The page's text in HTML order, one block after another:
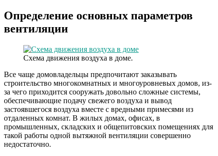
Определение основных параметров
вентиляции
Схема движения воздуха в доме.
Все чаще домовладельцы предпочитают заказывать
строительство многокомнатных и многоуровневых домов, из-
за чего приходится сооружать довольно сложные системы,
обеспечивающие подачу свежего воздуха и вывод
застоявшегося воздуха вместе с вредными примесями из
отдаленных комнат. В жилых домах, офисах, в
промышленных, складских и общепитовских помещениях для
такой работы одной вытяжной вентиляции совершенно
недостаточно.